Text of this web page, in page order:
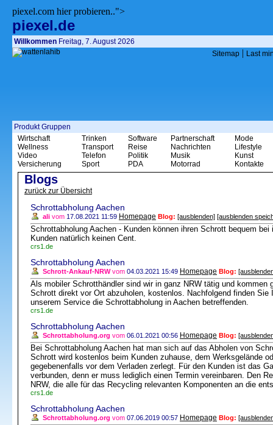
piexel.com hier probieren..">
piexel.de
Willkommen Freitag, 7. August 2026
Sitemap | Last
Produkt Gruppen
Wirtschaft
Wellness
Video
Versicherung
Trinken
Transport
Telefon
Sport
Software
Reise
Politik
PDA
Partnerschaft
Nachrichten
Musik
Motorrad
Mode
Lifestyle
Kunst
Kontakte
Blogs
zurück zur Übersicht
Schrottabholung Aachen
ali vom 17.08.2021 11:59 Homepage Blog: [ausblenden] [ausblenden
Schrottabholung Aachen - Kunden können ihren Schrott bequem
Kunden natürlich keinen Cent.
crs1.de
Schrottabholung Aachen
Schrott-Ankauf-NRWvom 04.03.2021 15:49 Homepage Blog:
Als mobiler Schrotthändler sind wir in ganz NRW tätig und kommen
Schrott direkt vor Ort abzuholen, kostenlos. Nachfolgend finden Sie
unserem Service die Schrottabholung in Aachen betreffenden.
crs1.de
Schrottabholung Aachen
Schrottabholung.org vom 06.01.2021 00:56 Homepage Blog:
Bei Schrottabholung Aachen hat man sich auf das Abholen von
Schrott wird kostenlos beim Kunden zuhause, dem Werksgelände
gegebenenfalls vor dem Verladen zerlegt. Für den Kunden ist das
verbunden, denn er muss lediglich einen Termin vereinbaren. Den
NRW, die alle für das Recycling relevanten Komponenten an die
crs1.de
Schrottabholung Aachen
Schrottabholung.org vom 07.06.2019 00:57 Homepage Blog: